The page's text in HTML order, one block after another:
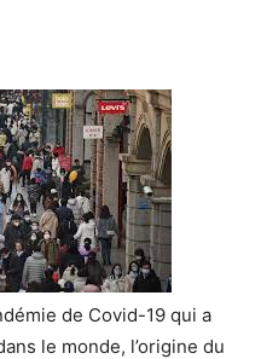
de Covid-19 qui a
le monde, l’origine du